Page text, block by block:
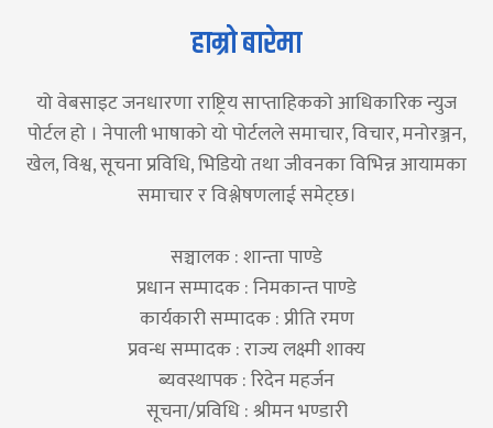
हाम्रो बारेमा
यो वेबसाइट जनधारणा राष्ट्रिय साप्ताहिकको आधिकारिक न्युज
पोर्टल हो । नेपाली भाषाको यो पोर्टलले समाचार, विचार, मनोरञ्जन,
खेल, विश्व, सूचना प्रविधि, भिडियो तथा जीवनका विभिन्न आयामका
समाचार र विश्लेषणलाई समेट्छ।
सञ्चालक : शान्ता पाण्डे
प्रधान सम्पादक : निमकान्त पाण्डे
कार्यकारी सम्पादक : प्रीति रमण
प्रवन्ध सम्पादक : राज्य लक्ष्मी शाक्य
ब्यवस्थापक : रिदेन महर्जन
सूचना/प्रविधि : श्रीमन भण्डारी